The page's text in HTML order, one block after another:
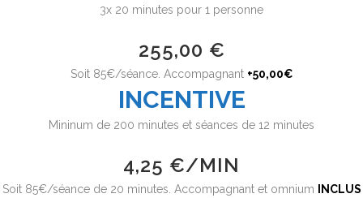
3x 20 minutes pour 1 personne
255,00 €
Soit 85€/séance. Accompagnant +50,00€
INCENTIVE
Mininum de 200 minutes et séances de 12 minutes
4,25 €/MIN
Soit 85€/séance de 20 minutes. Accompagnant et omnium INCLUS